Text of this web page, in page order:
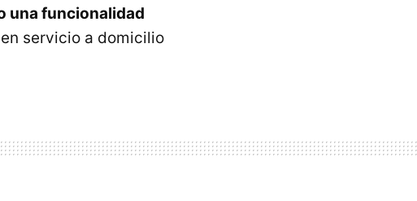
una funcionalidad
servicio a domicilio